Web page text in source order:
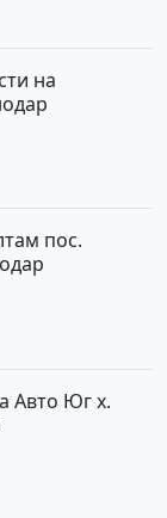
на
пос.
Авто Юг х.